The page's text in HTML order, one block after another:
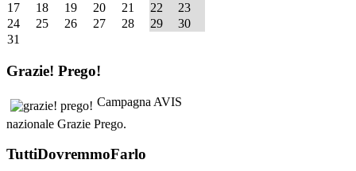
17
18 19 20 21 22
23
24
25 26 27 28 29
30
31
Grazie! Prego!
Campagna AVIS
nazionale Grazie Prego.
TuttiDovremmoFarlo